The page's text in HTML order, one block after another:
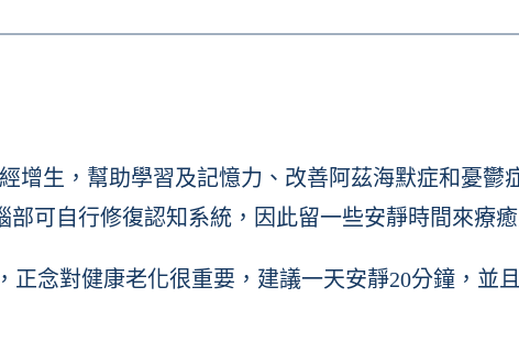
增生，幫助學習及記憶力、改善阿茲海默症和憂鬱
可自行修復認知系統，因此留一些安靜時間來療
念對健康老化很重要，建議一天安靜20分鐘，並